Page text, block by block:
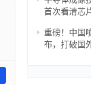
首次看清芯
重磅！中国
布，打破国